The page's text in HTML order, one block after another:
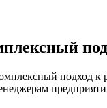
подход